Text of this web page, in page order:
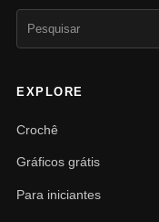
EXPLORE
Crochê
Gráficos grátis
Para iniciantes